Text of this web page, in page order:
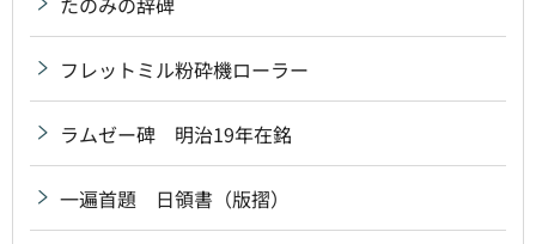
フレットミル粉砕機ローラー
ラムゼー碑 明治19年在銘
一遍首題 日領書（版摺）